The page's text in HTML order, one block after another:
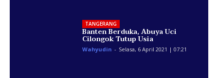
TANGERANG
Banten Berduka, Abuya Uci
Cilongok Tutup Usia
Wahyudin - Selasa, 6 April 2021 | 07:21